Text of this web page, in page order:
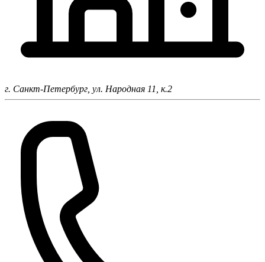
г. Санкт-Петербург, ул. Народная 11, к.2